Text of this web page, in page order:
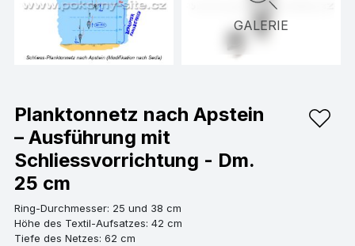
GALERIE
Planktonnetz nach Apstein
– Ausführung mit
Schliessvorrichtung - Dm.
25 cm
Ring-Durchmesser: 25 und 38 cm
Höhe des Textil-Aufsatzes: 42 cm
Tiefe des Netzes: 62 cm